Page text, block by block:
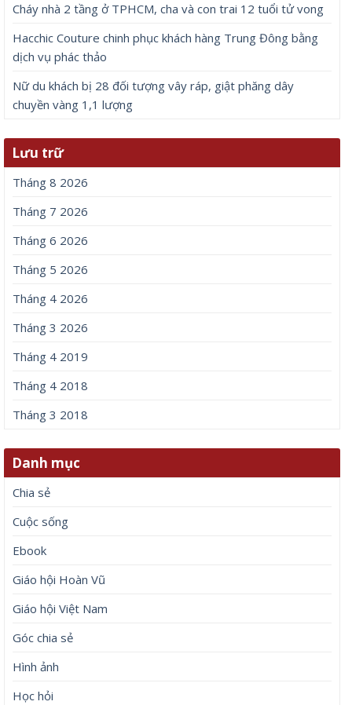
Cháy nhà 2 tầng ở TPHCM, cha và con trai 12 tuổi tử vong
Hacchic Couture chinh phục khách hàng Trung Đông bằng
dịch vụ phác thảo
Nữ du khách bị 28 đối tượng vây ráp, giật phăng dây
chuyền vàng 1,1 lượng
Lưu trữ
Tháng 8 2026
Tháng 7 2026
Tháng 6 2026
Tháng 5 2026
Tháng 4 2026
Tháng 3 2026
Tháng 4 2019
Tháng 4 2018
Tháng 3 2018
Danh mục
Chia sẻ
Cuộc sống
Ebook
Giáo hội Hoàn Vũ
Giáo hội Việt Nam
Góc chia sẻ
Hình ảnh
Học hỏi